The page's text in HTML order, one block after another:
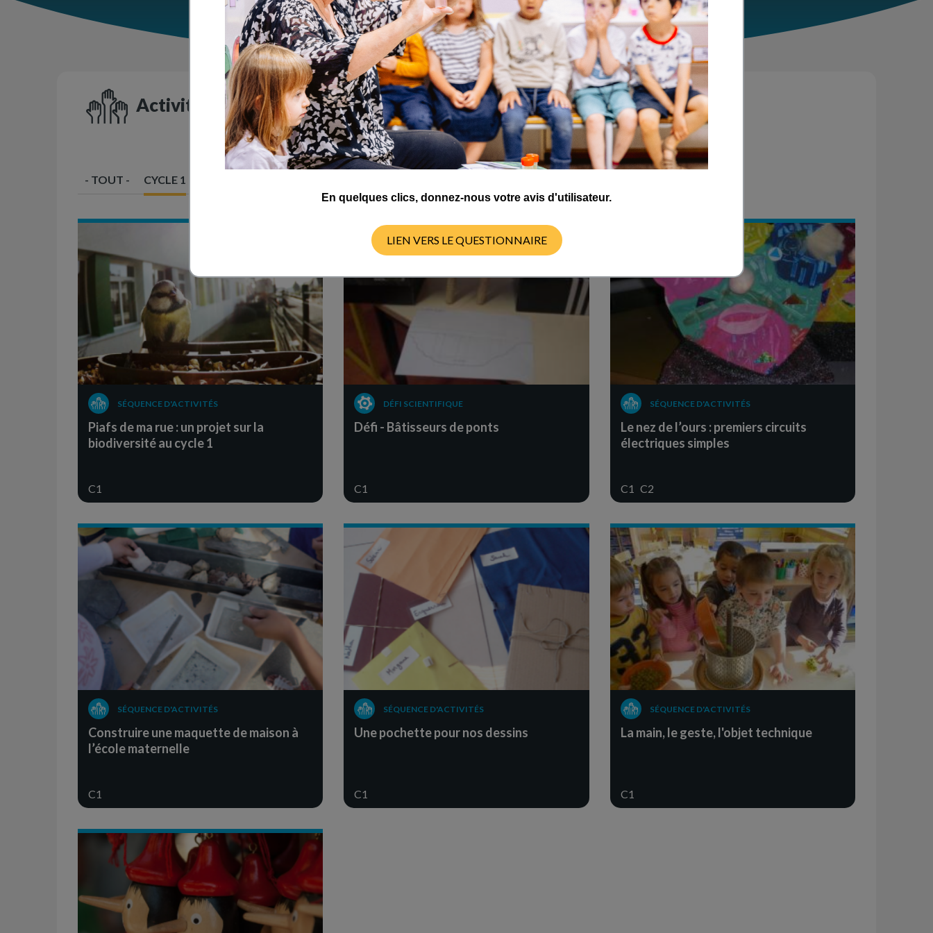
Activités en classe
- TOUT - CYCLE 1
SÉQUENCE D'ACTIVITÉS
Piafs de ma rue : un projet sur la
biodiversité au cycle 1
C1
DÉFI SCIENTIFIQUE
Défi - Bâtisseurs de ponts
C1
SÉQUENCE D'ACTIVITÉS
Le nez de l’ours : premiers circuits
électriques simples
C1 C2
SÉQUENCE D'ACTIVITÉS
Construire une maquette de maison à
l’école maternelle
C1
SÉQUENCE D'ACTIVITÉS
Une pochette pour nos dessins
C1
SÉQUENCE D'ACTIVITÉS
La main, le geste, l'objet technique
C1
En quelques clics, donnez-nous votre avis d'utilisateur.
LIEN VERS LE QUESTIONNAIRE